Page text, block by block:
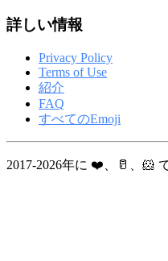
詳しい情報
Privacy Policy
Terms of Use
紹介
FAQ
すべてのEmoji
2017-2026年に ❤️、🥛、🐹